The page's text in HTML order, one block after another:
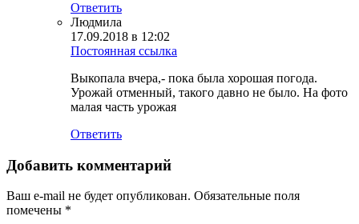
Ответить
Людмила
17.09.2018 в 12:02
Постоянная ссылка
Выкопала вчера,- пока была хорошая погода.
Урожай отменный, такого давно не было. На фото
малая часть урожая
Ответить
Добавить комментарий
Ваш e-mail не будет опубликован. Обязательные поля
помечены *